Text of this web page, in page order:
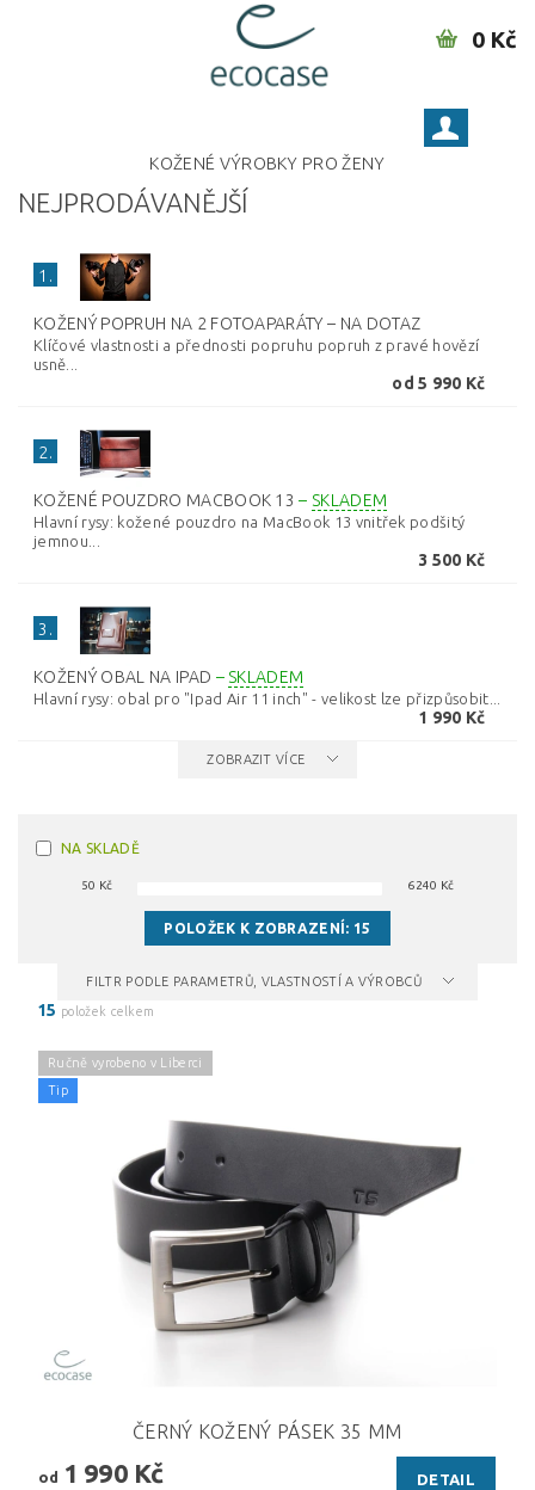
0 Kč
KOŽENÉ VÝROBKY PRO ŽENY
NEJPRODÁVANĚJŠÍ
1.
KOŽENÝ POPRUH NA 2 FOTOAPARÁTY– NA DOTAZ
Klíčové vlastnosti a přednosti popruhu popruh z pravé hovězí
usně...
od 5 990 Kč
2.
KOŽENÉ POUZDRO MACBOOK 13– SKLADEM
Hlavní rysy: kožené pouzdro na MacBook 13 vnitřek podšitý
jemnou...
3 500 Kč
3.
KOŽENÝ OBAL NA IPAD – SKLADEM
Hlavní rysy: obal pro "Ipad Air 11 inch" - velikost lze přizpůsobit...
1 990 Kč
ZOBRAZIT VÍCE
NA SKLADĚ
50 Kč 6240 Kč
POLOŽEK K ZOBRAZENÍ: 15
FILTR PODLE PARAMETRŮ, VLASTNOSTÍ A VÝROBCŮ
15 položek celkem
Ručně vyrobeno v Liberci
Tip
ČERNÝ KOŽENÝ PÁSEK 35 MM
od 1 990 Kč DETAIL